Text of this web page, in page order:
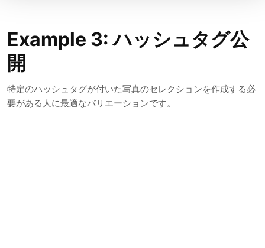
Example 3: ハッシュタグ公
開
特定のハッシュタグが付いた写真のセレクションを作成する必
要がある人に最適なバリエーションです。